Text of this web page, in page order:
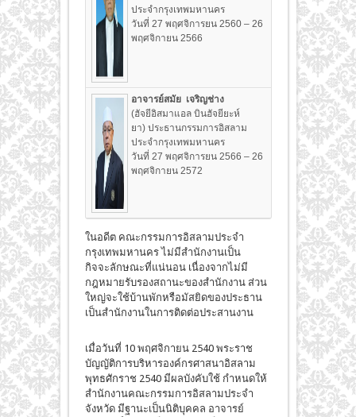
ประจำกรุงเทพมหานคร
วันที่ 27 พฤศจิการยน 2560 – 26
พฤศจิกายน 2566
อาจารย์สมัย เจริญช่าง
(ฮัจยีอิสมาแอล บินฮัจยียะห์
ยา) ประธานกรรมการอิสลาม
ประจำกรุงเทพมหานคร
วันที่ 27 พฤศจิการยน 2566 – 26
พฤศจิกายน 2572
ในอดีต คณะกรรมการอิสลามประจำ
กรุงเทพมหานคร ไม่มีสำนักงานเป็น
กิจจะลักษณะที่แน่นอน เนื่องจากไม่มี
กฎหมายรับรองสถานะของสำนักงาน ส่วน
ใหญ่จะใช้บ้านพักหรือมัสยิดของประธาน
เป็นสำนักงานในการติดต่อประสานงาน
เมื่อวันที่ 10 พฤศจิกายน 2540 พระราช
บัญญัติการบริหารองค์กรศาสนาอิสลาม
พุทธศักราช 2540 มีผลบังคับใช้ กำหนดให้
สำนักงานคณะกรรมการอิสลามประจำ
จังหวัด มีฐานะเป็นนิติบุคคล อาจารย์